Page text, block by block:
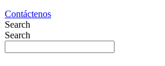
Contáctenos
Search
Search